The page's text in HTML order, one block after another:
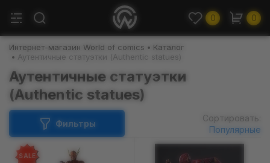
0 0
Интернет-магазин World of comics
Каталог
Аутентичные статуэтки (Authentic statues)
Аутентичные статуэтки
(Authentic statues)
Фильтры
Сортировать:
Популярные
SALE